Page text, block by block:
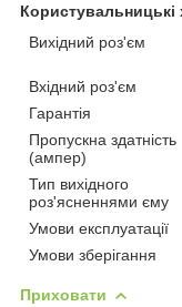
Користувальницькі
Вихідний роз'єм
Вхідний роз'єм
Гарантія
Пропускна здатність
(ампер)
Тип вихідного
роз'ясненнями єму
Умови експлуатації
Умови зберігання
Приховати